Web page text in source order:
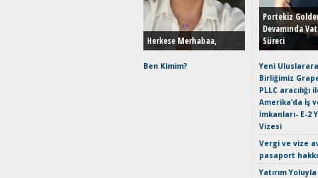
Herkese Merhabaa,
Ben Kimim?
Portekiz
Devamında
Süreci
Yeni
Birliğimiz
PLLC aracılığı
Amerika’da İş
İmkanları- E-2
Vizesi
Vergi ve vize
pasaport
Yatırım